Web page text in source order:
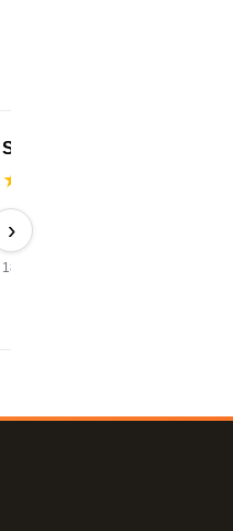
Serife
★
Snel, betrouwbaar en kwalitatief
hoogwaardig geleverd.
18/06/2026
›